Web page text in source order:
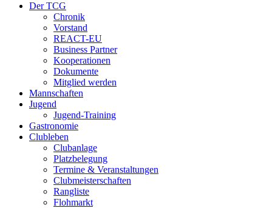
Der TCG
Chronik
Vorstand
REACT-EU
Business Partner
Kooperationen
Dokumente
Mitglied werden
Mannschaften
Jugend
Jugend-Training
Gastronomie
Clubleben
Clubanlage
Platzbelegung
Termine & Veranstaltungen
Clubmeisterschaften
Rangliste
Flohmarkt